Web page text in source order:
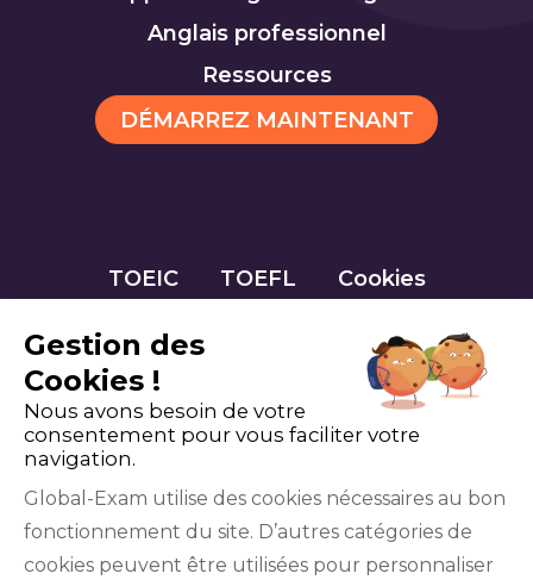
Anglais professionnel
Ressources
DÉMARREZ MAINTENANT
TOEIC TOEFL Cookies
YouTube
Gestion des
Cookies !
Nous avons besoin de votre
consentement pour vous faciliter votre
navigation.
Global-Exam utilise des cookies nécessaires au bon
fonctionnement du site. D’autres catégories de
cookies peuvent être utilisées pour personnaliser